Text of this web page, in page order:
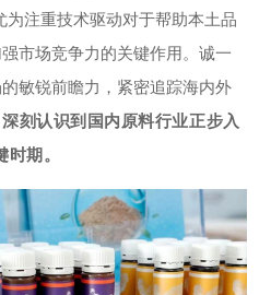
为注重技术驱动对于帮助本土品
市场竞争力的关键作用。诚一
敏锐前瞻力，紧密追踪海内外
深刻认识到国内原料行业正步入
期。